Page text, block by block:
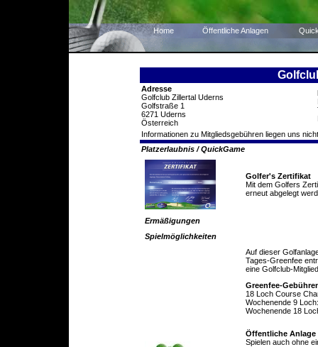
Home Öffentliche Anlagen
Adresse
Golfclub Zillertal Uderns
Golfstraße 1
6271 Uderns
Österreich
Informationen zu Mitgliedsgebühren liegen uns
Platzerlaubnis / QuickGame
Golfer's Zertifikat
Mit dem Golfers
erneut abgelegt
Ermäßigungen
Spielmöglichkeiten
Auf dieser
Tages-Greenfee
eine Golfclub-
Greenfee-
18 Loch Course
Wochenende 9
Wochenende 18
Öffentliche Anlage
Spielen auch ohne